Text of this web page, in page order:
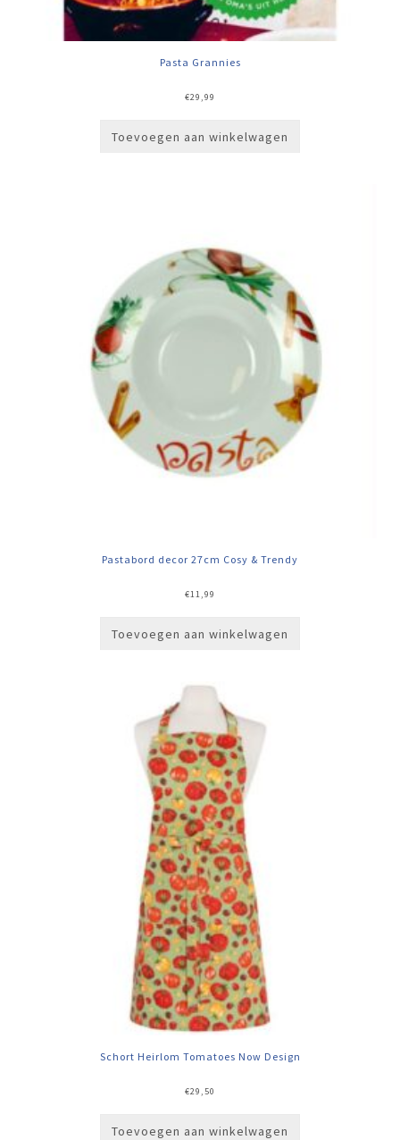
Pasta Grannies
€29,99
Toevoegen aan winkelwagen
Pastabord decor 27cm Cosy & Trendy
€11,99
Toevoegen aan winkelwagen
Schort Heirlom Tomatoes Now Design
€29,50
Toevoegen aan winkelwagen